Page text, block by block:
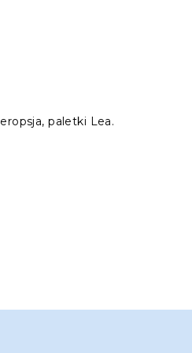
paletki Lea.